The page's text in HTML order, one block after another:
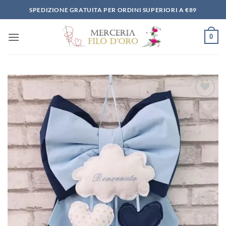
ai
SPEDIZIONE GRATUITA PER ORDINI SUPERIORI A €89
0
Aggiungi
alla lista
dei
desideri